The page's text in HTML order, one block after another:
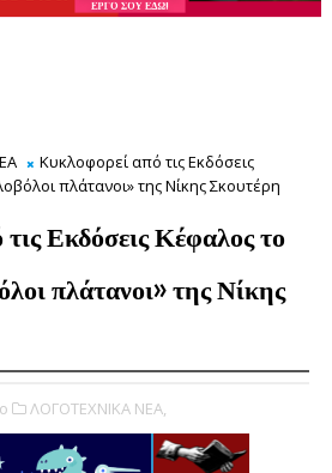
Κυκλοφορεί από τις Εκδόσεις
πλάτανοι» της Νίκης Σκουτέρη
Εκδόσεις Κέφαλος το
πλάτανοι» της Νίκης
ΛΟΓΟΤΕΧΝΙΚΑ ΝΕΑ,